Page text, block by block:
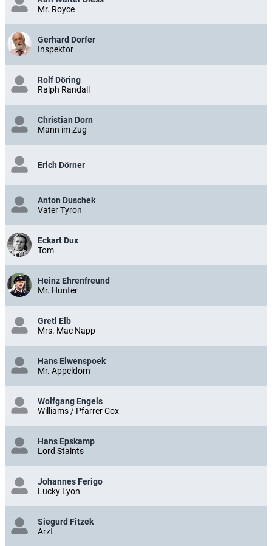
Mr. Royce
Gerhard Dorfer
Inspektor
Rolf Döring
Ralph Randall
Christian Dorn
Mann im Zug
Erich Dörner
Anton Duschek
Vater Tyron
Eckart Dux
Tom
Heinz Ehrenfreund
Mr. Hunter
Gretl Elb
Mrs. Mac Napp
Hans Elwenspoek
Mr. Appeldorn
Wolfgang Engels
Williams / Pfarrer Cox
Hans Epskamp
Lord Staints
Johannes Ferigo
Lucky Lyon
Siegurd Fitzek
Arzt